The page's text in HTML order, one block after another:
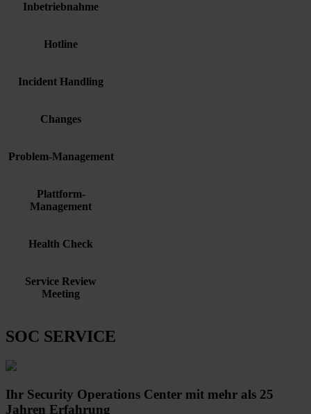
Inbetriebnahme
Hotline
Incident Handling
Changes
Problem-Management
Plattform-
Management
Health Check
Service Review
Meeting
SOC SERVICE
Ihr Security Operations Center mit mehr als 25
Jahren Erfahrung